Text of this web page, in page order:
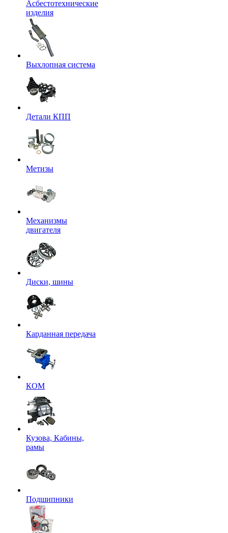
Асбестотехнические
изделия
Выхлопная система
Детали КПП
Метизы
Механизмы
двигателя
Диски, шины
Карданная передача
КОМ
Кузова, Кабины,
рамы
Подшипники